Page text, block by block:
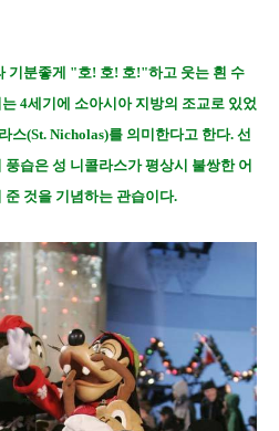
기분좋게 "호! 호! 호!"하고 웃는 흰 수
4세기에 소아시아 지방의 조교로 있었
스(St. Nicholas)를 의미한다고 한다. 선
습은 성 니콜라스가 평상시 불쌍한 어
것을 기념하는 관습이다.